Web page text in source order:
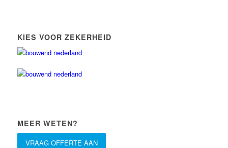
KIES VOOR ZEKERHEID
MEER WETEN?
VRAAG OFFERTE AAN